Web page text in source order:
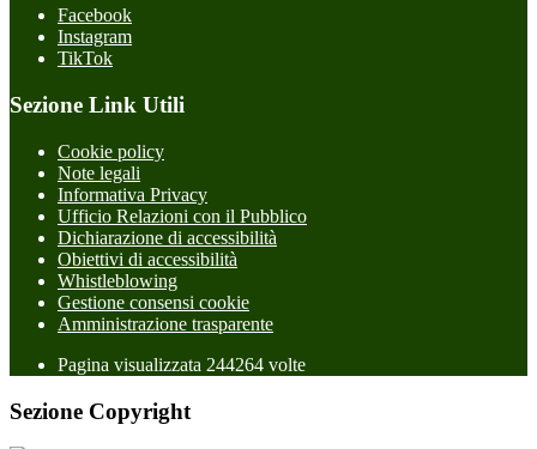
Facebook
Instagram
TikTok
Sezione Link Utili
Cookie policy
Note legali
Informativa Privacy
Ufficio Relazioni con il Pubblico
Dichiarazione di accessibilità
Obiettivi di accessibilità
Whistleblowing
Gestione consensi cookie
Amministrazione trasparente
Pagina visualizzata 244264 volte
Sezione Copyright